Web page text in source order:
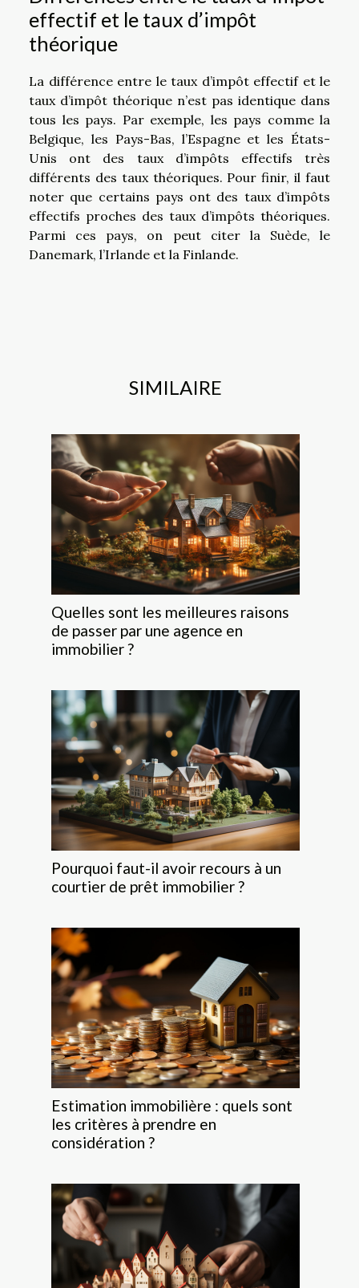
effectif et le taux d’impôt
théorique
La différence entre le taux d’impôt effectif et le
taux d’impôt théorique n’est pas identique dans
tous les pays. Par exemple, les pays comme la
Belgique, les Pays-Bas, l’Espagne et les États-
Unis ont des taux d’impôts effectifs très
différents des taux théoriques. Pour finir, il faut
noter que certains pays ont des taux d’impôts
effectifs proches des taux d’impôts théoriques.
Parmi ces pays, on peut citer la Suède, le
Danemark, l’Irlande et la Finlande.
SIMILAIRE
Quelles sont les meilleures raisons
de passer par une agence en
immobilier ?
Pourquoi faut-il avoir recours à un
courtier de prêt immobilier ?
Estimation immobilière : quels sont
les critères à prendre en
considération ?